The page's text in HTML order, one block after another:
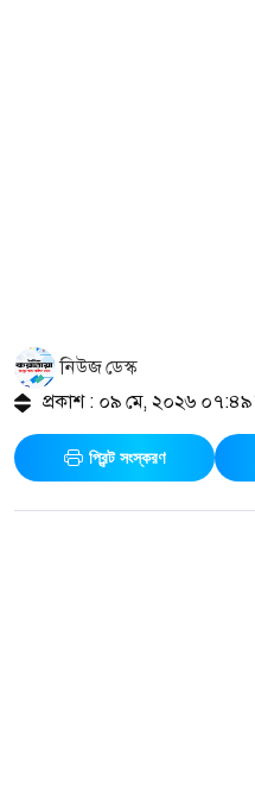
নিউজ ডেস্ক
প্রকাশ : ০৯ মে, ২০২৬
প্রিন্ট সংস্করণ